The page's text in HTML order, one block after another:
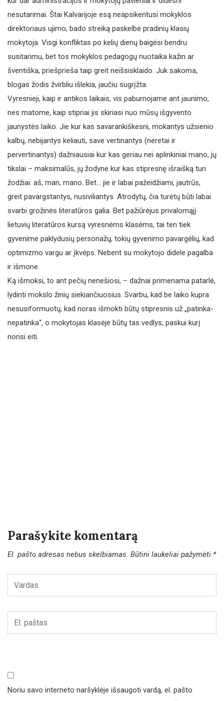
nesutarimai. Štai Kalvarijoje esą neapsikentusi mokyklos
direktoriaus ujimo, bado streiką paskelbė pradinių klasių
mokytoja. Visgi konfliktas po kelių dienų baigėsi bendru
susitarimu, bet tos mokyklos pedagogų nuotaika kažin ar
šventiška, priešprieša taip greit neišsisklaido. Juk sakoma,
blogas žodis žvirbliu išlekia, jaučiu sugrįžta.
Vyresnieji, kaip ir antikos laikais, vis paburnojame ant jaunimo,
nes matome, kaip stipriai jis skiriasi nuo mūsų išgyvento
jaunystės laiko. Jie kur kas savarankiškesni, mokantys užsienio
kalbų, nebijantys keliauti, save vertinantys (neretai ir
pervertinantys) dažniausiai kur kas geriau nei aplinkiniai mano, jų
tikslai – maksimalūs, jų žodyne kur kas stipresnę išraišką turi
žodžiai: aš, man, mano. Bet… jie ir labai pažeidžiami, jautrūs,
greit pavargstantys, nusiviliantys. Atrodytų, čia turėtų būti labai
svarbi grožinės literatūros galia. Bet pažiūrėjus privalomąjį
lietuvių literatūros kursą vyresnėms klasėms, tai ten tiek
gyvenime paklydusių personažų, tokių gyvenimo pavargėlių, kad
optimizmo vargu ar įkvėps. Nebent su mokytojo didele pagalba
ir išmone.
Ką išmoksi, to ant pečių nenešiosi, – dažnai primenama patarlė,
lydinti mokslo žinių siekiančiuosius. Svarbu, kad be laiko kupra
nesusiformuotų, kad noras išmokti būtų stipresnis už „patinka-
nepatinka“, o mokytojas klasėje būtų tas vedlys, paskui kurį
norisi eiti.
Parašykite komentarą
El. pašto adresas nebus skelbiamas. Būtini laukeliai pažymėti *
Noriu savo interneto naršyklėje išsaugoti vardą, el. pašto